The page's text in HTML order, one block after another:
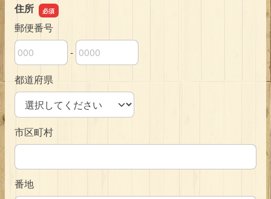
住所
郵便番号
郵便番号の上3桁
-
郵便番号の下4桁
都道府県
市区町村
番地